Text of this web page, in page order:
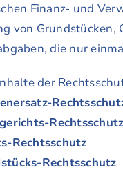
Finanz- und
von Grundstücken,
die nur
der
Rechtsschutz
Rechtsschutz
Rechtsschutz